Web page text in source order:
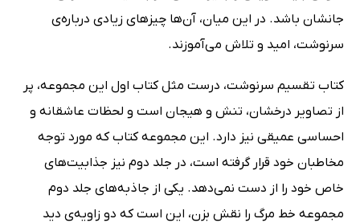
جانشان باشد. در این میان، آن‌ها چیزهای زیادی درباره‌ی
سرنوشت، امید و تلاش می‌آموزند.
کتاب تقسیم سرنوشت، درست مثل کتاب اول این مجموعه، پر
از تصاویر درخشان، تنش و هیجان است و لحظات عاشقانه و
احساسی عمیقی نیز دارد. این مجموعه کتاب که مورد توجه
مخاطبان خود قرار گرفته است، در جلد دوم نیز جذابیت‌های
خاص خود را از دست نمی‌دهد. یکی از جاذبه‌های جلد دوم
مجموعه خط مرگ را نقش بزن، این است که دو زاویه‌ی دید